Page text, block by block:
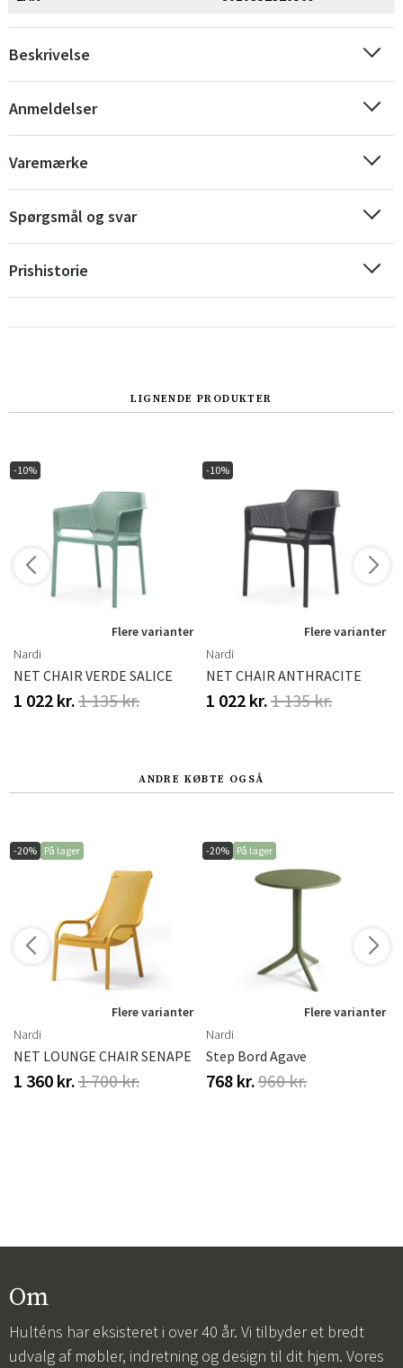
Sverige
Danmark
Beskrivelse
Anmeldelser
Varemærke
Spørgsmål og svar
Prishistorie
LIGNENDE PRODUKTER
-10%
Flere varianter
Nardi
NET CHAIR VERDE SALICE
1 022 kr.1 135 kr.
-10%
Flere varianter
Nardi
NET CHAIR ANTHRACITE
1 022 kr.1 135 kr.
ANDRE KØBTE OGSÅ
-20% På lager
Flere varianter
Nardi
NET LOUNGE CHAIR SENAPE
1 360 kr.1 700 kr.
-20% På lager
Flere varianter
Nardi
Step Bord Agave
768 kr.960 kr.
Om
Hulténs har eksisteret i over 40 år. Vi tilbyder et bredt
udvalg af møbler, indretning og design til dit hjem. Vores